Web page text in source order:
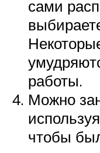
сами
работы.
Можно
чтобы